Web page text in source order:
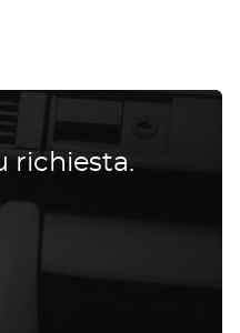
richiesta.